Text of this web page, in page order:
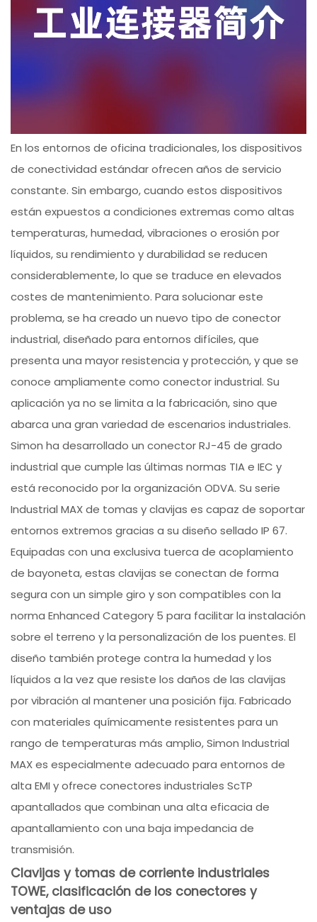
En los entornos de oficina tradicionales, los dispositivos
de conectividad estándar ofrecen años de servicio
constante. Sin embargo, cuando estos dispositivos
están expuestos a condiciones extremas como altas
temperaturas, humedad, vibraciones o erosión por
líquidos, su rendimiento y durabilidad se reducen
considerablemente, lo que se traduce en elevados
costes de mantenimiento. Para solucionar este
problema, se ha creado un nuevo tipo de conector
industrial, diseñado para entornos difíciles, que
presenta una mayor resistencia y protección, y que se
conoce ampliamente como conector industrial. Su
aplicación ya no se limita a la fabricación, sino que
abarca una gran variedad de escenarios industriales.
Simon ha desarrollado un conector RJ-45 de grado
industrial que cumple las últimas normas TIA e IEC y
está reconocido por la organización ODVA. Su serie
Industrial MAX de tomas y clavijas es capaz de soportar
entornos extremos gracias a su diseño sellado IP 67.
Equipadas con una exclusiva tuerca de acoplamiento
de bayoneta, estas clavijas se conectan de forma
segura con un simple giro y son compatibles con la
norma Enhanced Category 5 para facilitar la instalación
sobre el terreno y la personalización de los puentes. El
diseño también protege contra la humedad y los
líquidos a la vez que resiste los daños de las clavijas
por vibración al mantener una posición fija. Fabricado
con materiales químicamente resistentes para un
rango de temperaturas más amplio, Simon Industrial
MAX es especialmente adecuado para entornos de
alta EMI y ofrece conectores industriales ScTP
apantallados que combinan una alta eficacia de
apantallamiento con una baja impedancia de
transmisión.
Clavijas y tomas de corriente industriales
TOWE, clasificación de los conectores y
ventajas de uso